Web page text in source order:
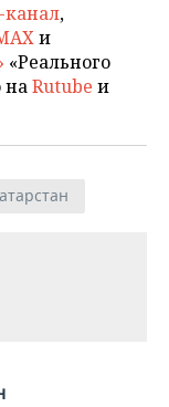
канал,
и
«Реального
наRutube и